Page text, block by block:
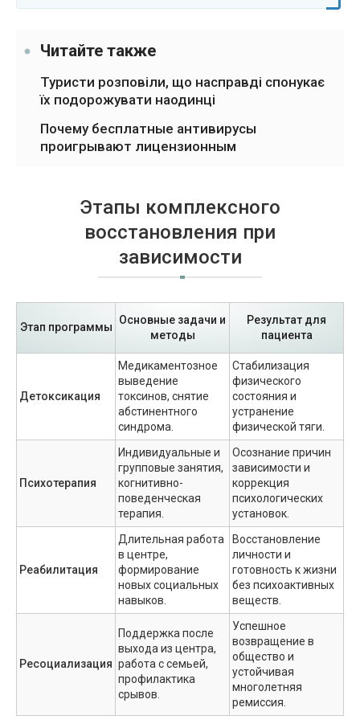
Читайте также
Туристи розповіли, що насправді спонукає
їх подорожувати наодинці
Почему бесплатные антивирусы
проигрывают лицензионным
Этапы комплексного
восстановления при
зависимости
Этап программы
Основные задачи и
методы
Результат для
пациента
Детоксикация
Медикаментозное
выведение
токсинов, снятие
абстинентного
синдрома.
Стабилизация
физического
состояния и
устранение
физической тяги.
Психотерапия
Индивидуальные и
групповые занятия,
когнитивно-
поведенческая
терапия.
Осознание причин
зависимости и
коррекция
психологических
установок.
Реабилитация
Длительная работа
в центре,
формирование
новых социальных
навыков.
Восстановление
личности и
готовность к жизни
без психоактивных
веществ.
Ресоциализация
Поддержка после
выхода из центра,
работа с семьей,
профилактика
срывов.
Успешное
возвращение в
общество и
устойчивая
многолетняя
ремиссия.